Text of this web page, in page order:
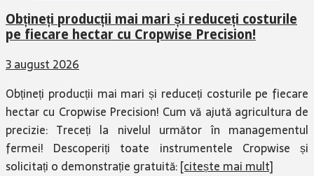
Obțineți producții mai mari și reduceți costurile
pe fiecare hectar cu Cropwise Precision!
3 august 2026
Obțineți producții mai mari și reduceți costurile pe fiecare
hectar cu Cropwise Precision! Cum vă ajută agricultura de
precizie: Treceți la nivelul următor în managementul
fermei! Descoperiți toate instrumentele Cropwise și
solicitați o demonstrație gratuită:[citește mai mult]